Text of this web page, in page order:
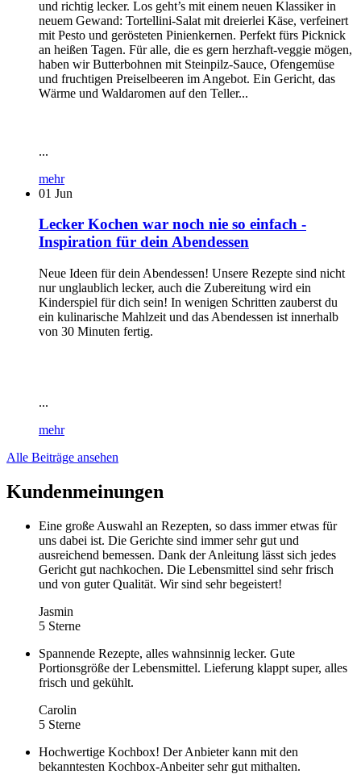
und richtig lecker. Los geht’s mit einem neuen Klassiker in
neuem Gewand: Tortellini-Salat mit dreierlei Käse, verfeinert
mit Pesto und gerösteten Pinienkernen. Perfekt fürs Picknick
an heißen Tagen. Für alle, die es gern herzhaft-veggie mögen,
haben wir Butterbohnen mit Steinpilz-Sauce, Ofengemüse
und fruchtigen Preiselbeeren im Angebot. Ein Gericht, das
Wärme und Waldaromen auf den Teller...
...
mehr
01 Jun
Lecker Kochen war noch nie so einfach -
Inspiration für dein Abendessen
Neue Ideen für dein Abendessen! Unsere Rezepte sind nicht
nur unglaublich lecker, auch die Zubereitung wird ein
Kinderspiel für dich sein! In wenigen Schritten zauberst du
ein kulinarische Mahlzeit und das Abendessen ist innerhalb
von 30 Minuten fertig.
...
mehr
Alle Beiträge ansehen
Kundenmeinungen
Eine große Auswahl an Rezepten, so dass immer etwas für
uns dabei ist. Die Gerichte sind immer sehr gut und
ausreichend bemessen. Dank der Anleitung lässt sich jedes
Gericht gut nachkochen. Die Lebensmittel sind sehr frisch
und von guter Qualität. Wir sind sehr begeistert!
Jasmin
5 Sterne
Spannende Rezepte, alles wahnsinnig lecker. Gute
Portionsgröße der Lebensmittel. Lieferung klappt super, alles
frisch und gekühlt.
Carolin
5 Sterne
Hochwertige Kochbox! Der Anbieter kann mit den
bekanntesten Kochbox-Anbeiter sehr gut mithalten.